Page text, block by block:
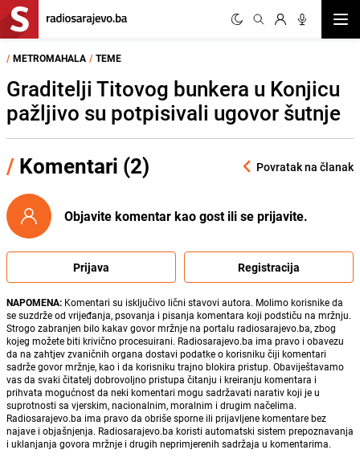
/ METROMAHALA / TEME
Graditelji Titovog bunkera u Konjicu
pažljivo su potpisivali ugovor šutnje
/ Komentari (2) Povratak na članak
Objavite komentar kao gost ili se prijavite.
Prijava Registracija
NAPOMENA: Komentari su isključivo lični stavovi autora. Molimo korisnike da
se suzdrže od vrijeđanja, psovanja i pisanja komentara koji podstiču na mržnju.
Strogo zabranjen bilo kakav govor mržnje na portalu radiosarajevo.ba, zbog
kojeg možete biti krivično procesuirani. Radiosarajevo.ba ima pravo i obavezu
da na zahtjev zvaničnih organa dostavi podatke o korisniku čiji komentari
sadrže govor mržnje, kao i da korisniku trajno blokira pristup. Obaviještavamo
vas da svaki čitatelj dobrovoljno pristupa čitanju i kreiranju komentara i
prihvata mogućnost da neki komentari mogu sadržavati narativ koji je u
suprotnosti sa vjerskim, nacionalnim, moralnim i drugim načelima.
Radiosarajevo.ba ima pravo da obriše sporne ili prijavljene komentare bez
najave i objašnjenja. Radiosarajevo.ba koristi automatski sistem prepoznavanja
i uklanjanja govora mržnje i drugih neprimjerenih sadržaja u komentarima.